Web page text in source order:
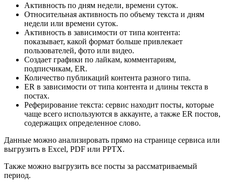
Активность по дням недели, времени суток.
Относительная активность по объему текста и дням
недели или времени суток.
Активность в зависимости от типа контента:
показывает, какой формат больше привлекает
пользователей, фото или видео.
Создает графики по лайкам, комментариям,
подписчикам, ER.
Количество публикаций контента разного типа.
ER в зависимости от типа контента и длины текста в
постах.
Реферирование текста: сервис находит посты, которые
чаще всего используются в аккаунте, а также ER постов,
содержащих определенное слово.
Данные можно анализировать прямо на странице сервиса или
выгрузить в Excel, PDF или PPTX.
Также можно выгрузить все посты за рассматриваемый
период.